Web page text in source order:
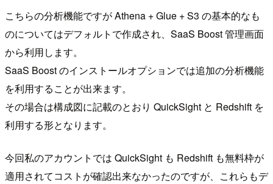
こちらの分析機能ですが Athena + Glue + S3 の基本的なも
のについてはデフォルトで作成され、SaaS Boost 管理画面
から利用します。
SaaS Boost のインストールオプションでは追加の分析機能
を利用することが出来ます。
その場合は構成図に記載のとおり QuickSight と Redshift を
利用する形となります。
今回私のアカウントでは QuickSight も Redshift も無料枠が
適用されてコストが確認出来なかったのですが、これらもデ